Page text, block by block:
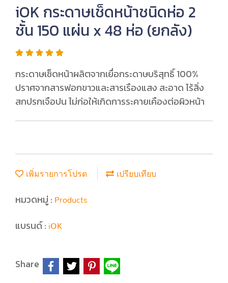
iOK กระดาษเช็ดหน้าชนิดห่อ 2
ชั้น 150 แผ่น x 48 ห่อ (ยกลัง)
กระดาษเช็ดหน้าผลิตจากเยื่อกระดาษบริสุทธิ์ 100%
ปราศจากสารฟอกขาวและสารเรืองแสง สะอาด ไร้สิ่ง
สกปรกเจือปน ไม่ก่อให้เกิดการระคายเคืองต่อผิวหน้า
เพิ่มรายการโปรด เปรียบเทียบ
หมวดหมู่ : Products
แบรนด์ : iOK
Share